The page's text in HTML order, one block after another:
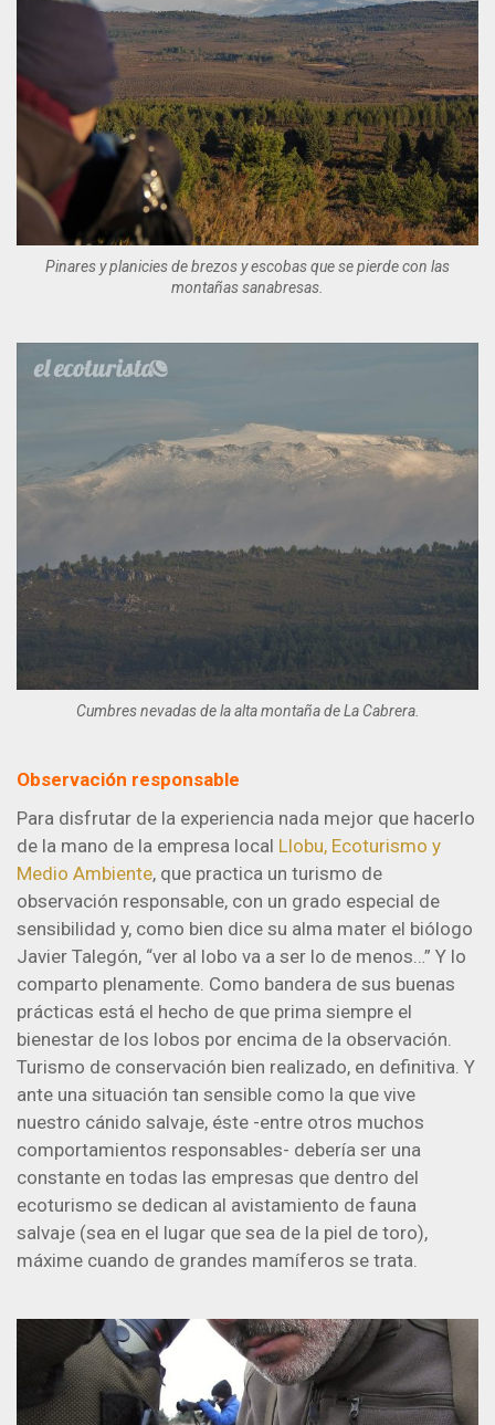
Pinares y planicies de brezos y escobas que se pierde con las
montañas sanabresas.
Cumbres nevadas de la alta montaña de La Cabrera.
Observación responsable
Para disfrutar de la experiencia nada mejor que hacerlo
de la mano de la empresa local Llobu, Ecoturismo y
Medio Ambiente, que practica un turismo de
observación responsable, con un grado especial de
sensibilidad y, como bien dice su alma mater el biólogo
Javier Talegón, “ver al lobo va a ser lo de menos…” Y lo
comparto plenamente. Como bandera de sus buenas
prácticas está el hecho de que prima siempre el
bienestar de los lobos por encima de la observación.
Turismo de conservación bien realizado, en definitiva. Y
ante una situación tan sensible como la que vive
nuestro cánido salvaje, éste -entre otros muchos
comportamientos responsables- debería ser una
constante en todas las empresas que dentro del
ecoturismo se dedican al avistamiento de fauna
salvaje (sea en el lugar que sea de la piel de toro),
máxime cuando de grandes mamíferos se trata.